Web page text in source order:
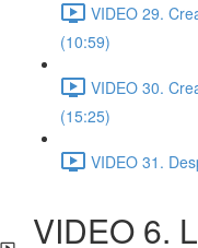
VIDEO 29.
(10:59)
VIDEO 30.
(15:25)
VIDEO 31.
VIDEO 6.